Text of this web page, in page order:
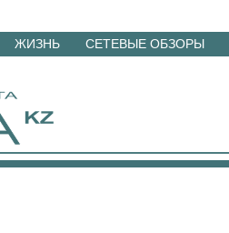
ЖИЗНЬ СЕТЕВЫЕ ОБЗОРЫ